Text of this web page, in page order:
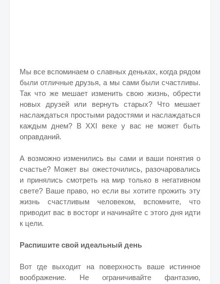
Мы все вспоминаем о славных деньках, когда рядом
были отличные друзья, а мы сами были счастливы.
Так что же мешает изменить свою жизнь, обрести
новых друзей или вернуть старых? Что мешает
наслаждаться простыми радостями и наслаждаться
каждым днем? В XXI веке у вас не может быть
оправданий.
А возможно изменились вы сами и ваши понятия о
счастье? Может вы ожесточились, разочаровались
и принялись смотреть на мир только в негативном
свете? Ваше право, но если вы хотите прожить эту
жизнь счастливым человеком, вспомните, что
приводит вас в восторг и начинайте с этого дня идти
к цели.
Распишите свой идеальный день
Вот где выходит на поверхность ваше истинное
воображение. Не ограничивайте фантазию,